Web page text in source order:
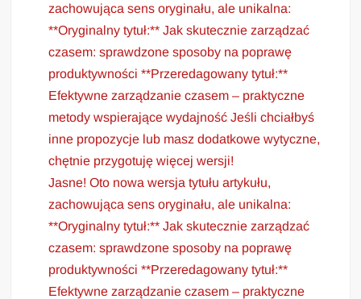
zachowująca sens oryginału, ale unikalna:
**Oryginalny tytuł:** Jak skutecznie zarządzać
czasem: sprawdzone sposoby na poprawę
produktywności **Przeredagowany tytuł:**
Efektywne zarządzanie czasem – praktyczne
metody wspierające wydajność Jeśli chciałbyś
inne propozycje lub masz dodatkowe wytyczne,
chętnie przygotuję więcej wersji!
Jasne! Oto nowa wersja tytułu artykułu,
zachowująca sens oryginału, ale unikalna:
**Oryginalny tytuł:** Jak skutecznie zarządzać
czasem: sprawdzone sposoby na poprawę
produktywności **Przeredagowany tytuł:**
Efektywne zarządzanie czasem – praktyczne